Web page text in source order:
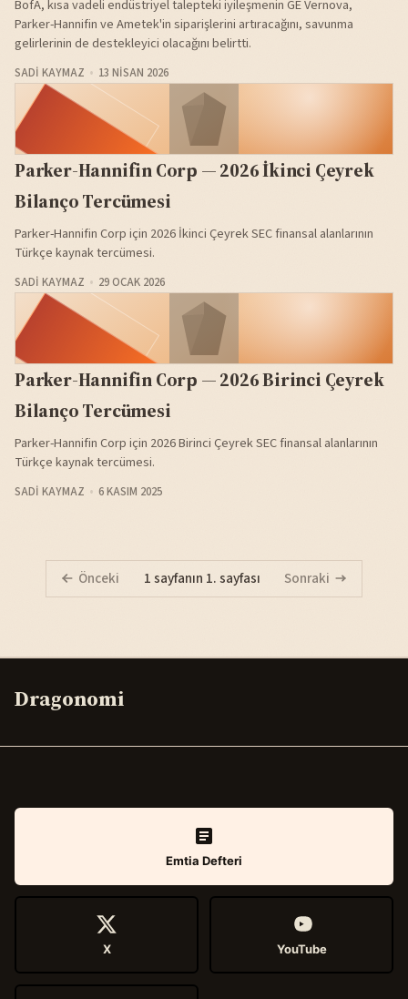
BofA, kısa vadeli endüstriyel talepteki iyileşmenin GE Vernova,
Parker-Hannifin ve Ametek'in siparişlerini artıracağını, savunma
gelirlerinin de destekleyici olacağını belirtti.
SADI KAYMAZ 13 NISAN 2026
Parker-Hannifin Corp — 2026 İkinci Çeyrek
Bilanço Tercümesi
Parker-Hannifin Corp için 2026 İkinci Çeyrek SEC finansal alanlarının
Türkçe kaynak tercümesi.
SADI KAYMAZ 29 OCAK 2026
Parker-Hannifin Corp — 2026 Birinci Çeyrek
Bilanço Tercümesi
Parker-Hannifin Corp için 2026 Birinci Çeyrek SEC finansal alanlarının
Türkçe kaynak tercümesi.
SADI KAYMAZ 6 KASIM 2025
Önceki 1 sayfanın 1. sayfası Sonraki
Dragonomi
Emtia Defteri
X YouTube